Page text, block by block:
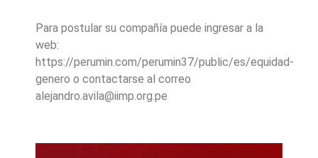
Para postular su compañía puede ingresar a la
web:
https://perumin.com/perumin37/public/es/equidad-
genero o contactarse al correo
alejandro.avila@iimp.org.pe